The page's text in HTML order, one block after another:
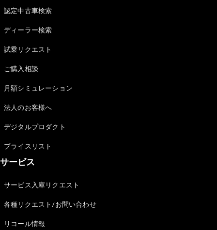
Sedan
E-Class
Sedan
S-Class
Sedan
S-Class
Sedan
Long
Maybach
試乗リクエ
スト
オンライン
ム
認定中古車検索
ディーラー検索
試乗リクエスト
ご購入相談
月額シミュレーション
法人のお客様へ
デジタルプロダクト
プライスリスト
サービス
サービス入庫リクエスト
各種リクエスト/お問い合わせ
リコール情報